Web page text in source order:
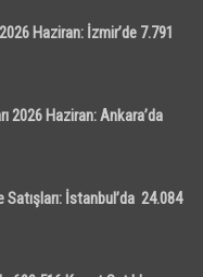
Haziran: İzmir’de 7.791
2026 Haziran: Ankara’da
İstanbul’da 24.084